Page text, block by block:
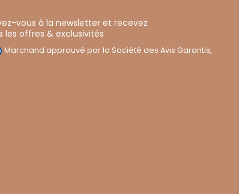
vous à la newsletter et recevez
les offres & exclusivités
Marchand approuvé par la Société des Avis Garantis,